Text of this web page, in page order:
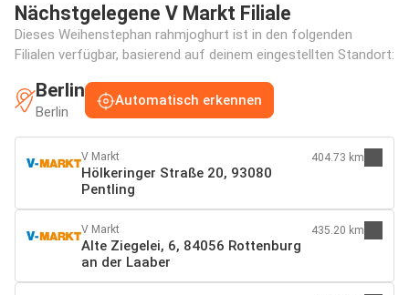
Nächstgelegene V Markt Filiale
Dieses Weihenstephan rahmjoghurt ist in den folgenden
Filialen verfügbar, basierend auf deinem eingestellten Standort:
Berlin
Berlin
Automatisch erkennen
V Markt
Hölkeringer Straße 20, 93080
Pentling
404.73 km
V Markt
Alte Ziegelei, 6, 84056 Rottenburg
an der Laaber
435.20 km